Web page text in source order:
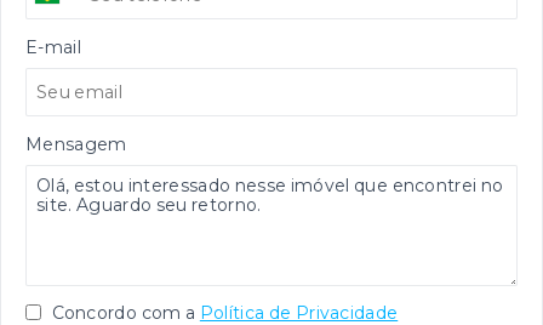
E-mail
Mensagem
Concordo com a Política de Privacidade